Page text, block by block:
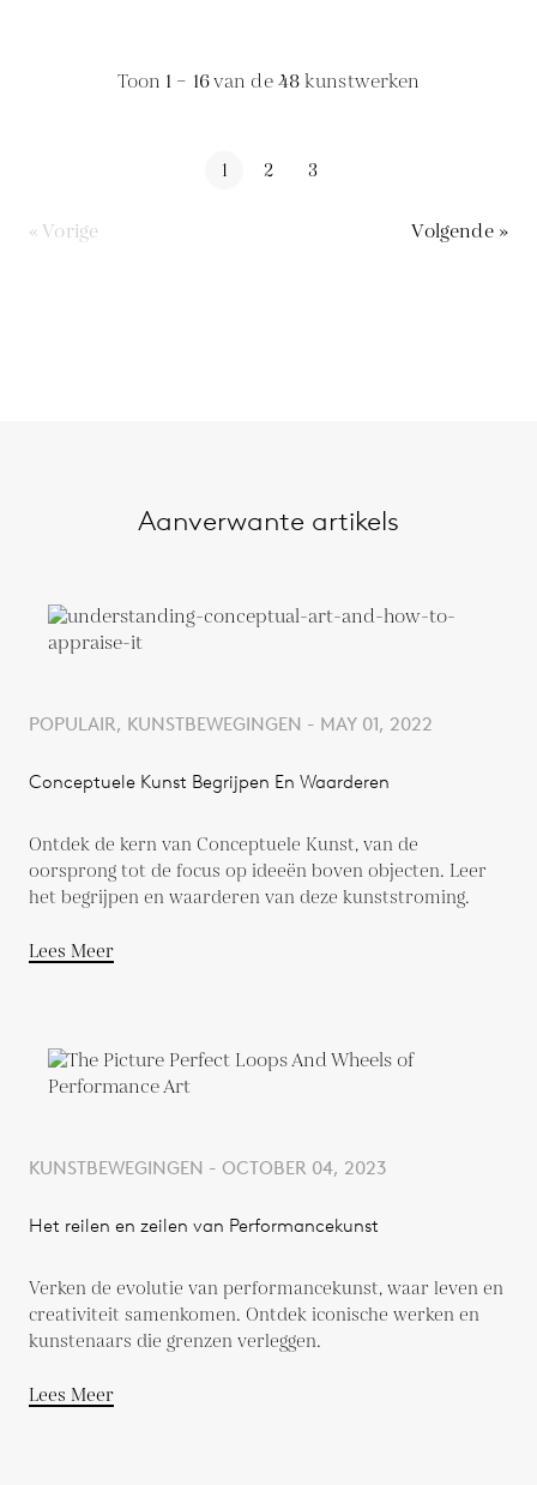
Toon 1 – 16van de48kunstwerken
1 2 3
« Vorige Volgende »
Aanverwante artikels
POPULAIR, KUNSTBEWEGINGEN - MAY 01, 2022
Conceptuele Kunst Begrijpen En Waarderen
Ontdek de kern van Conceptuele Kunst, van de
oorsprong tot de focus op ideeën boven objecten. Leer
het begrijpen en waarderen van deze kunststroming.
Lees Meer
KUNSTBEWEGINGEN - OCTOBER 04, 2023
Het reilen en zeilen van Performancekunst
Verken de evolutie van performancekunst, waar leven en
creativiteit samenkomen. Ontdek iconische werken en
kunstenaars die grenzen verleggen.
Lees Meer